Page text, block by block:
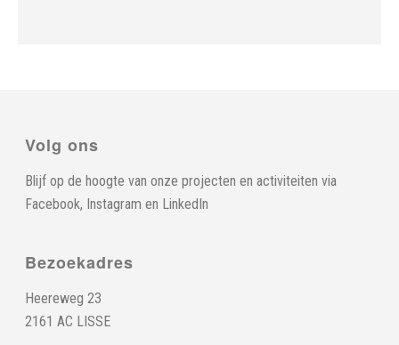
Volg ons
Blijf op de hoogte van onze projecten en activiteiten via
Facebook, Instagram en LinkedIn
Bezoekadres
Heereweg 23
2161 AC LISSE